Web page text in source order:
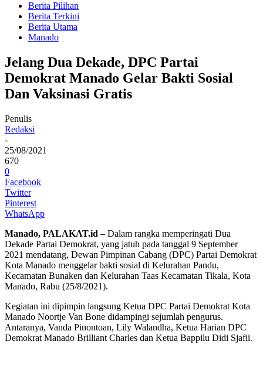
Berita Pilihan
Berita Terkini
Berita Utama
Manado
Jelang Dua Dekade, DPC Partai
Demokrat Manado Gelar Bakti Sosial
Dan Vaksinasi Gratis
Penulis
Redaksi
-
25/08/2021
670
0
Facebook
Twitter
Pinterest
WhatsApp
Manado, PALAKAT.id –Dalam rangka memperingati Dua
Dekade Partai Demokrat, yang jatuh pada tanggal 9 September
2021 mendatang, Dewan Pimpinan Cabang (DPC) Partai Demokrat
Kota Manado menggelar bakti sosial di Kelurahan Pandu,
Kecamatan Bunaken dan Kelurahan Taas Kecamatan Tikala, Kota
Manado, Rabu (25/8/2021).
Kegiatan ini dipimpin langsung Ketua DPC Partai Demokrat Kota
Manado Noortje Van Bone didampingi sejumlah pengurus.
Antaranya, Vanda Pinontoan, Lily Walandha, Ketua Harian DPC
Demokrat Manado Brilliant Charles dan Ketua Bappilu Didi Sjafii.